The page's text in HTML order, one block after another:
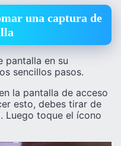
una captura de
pantalla en su
sencillos pasos.
la pantalla de acceso
esto, debes tirar de
Luego toque el ícono